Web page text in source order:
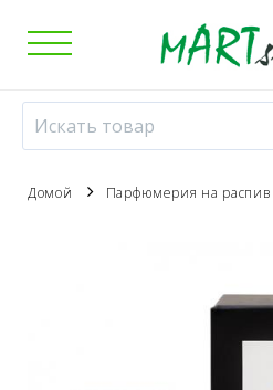
Домой Парфюмерия на распив